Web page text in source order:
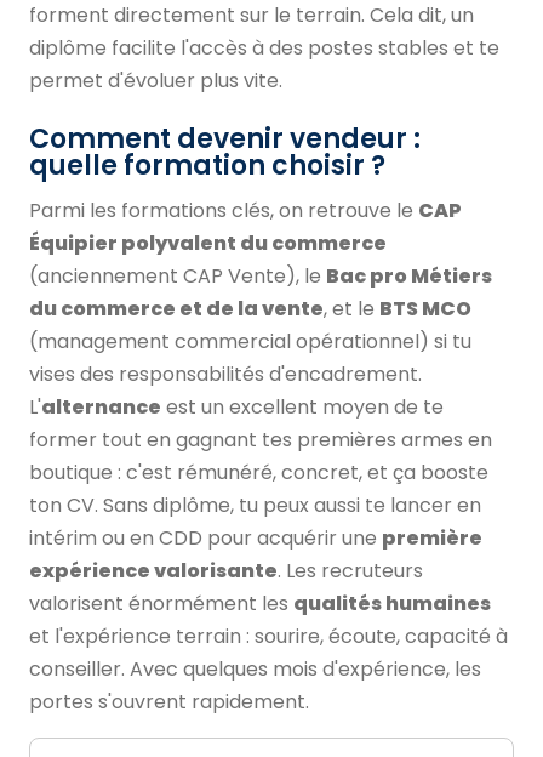
forment directement sur le terrain. Cela dit, un
diplôme facilite l'accès à des postes stables et te
permet d'évoluer plus vite.
Comment devenir vendeur :
quelle formation choisir ?
Parmi les formations clés, on retrouve le CAP
Équipier polyvalent du commerce
(anciennement CAP Vente), le Bac pro Métiers
du commerce et de la vente, et le BTS MCO
(management commercial opérationnel) si tu
vises des responsabilités d'encadrement.
L'alternance est un excellent moyen de te
former tout en gagnant tes premières armes en
boutique : c'est rémunéré, concret, et ça booste
ton CV. Sans diplôme, tu peux aussi te lancer en
intérim ou en CDD pour acquérir une première
expérience valorisante. Les recruteurs
valorisent énormément les qualités humaines
et l'expérience terrain : sourire, écoute, capacité à
conseiller. Avec quelques mois d'expérience, les
portes s'ouvrent rapidement.